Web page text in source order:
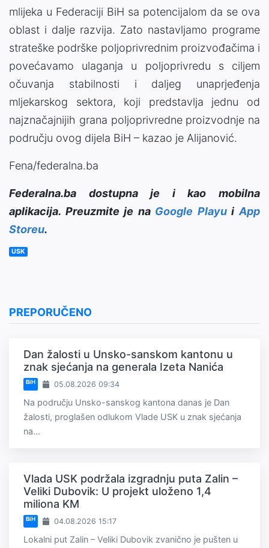
mlijeka u Federaciji BiH sa potencijalom da se ova
oblast i dalje razvija. Zato nastavljamo programe
strateške podrške poljoprivrednim proizvođačima i
povećavamo ulaganja u poljoprivredu s ciljem
očuvanja stabilnosti i daljeg unaprjeđenja
mljekarskog sektora, koji predstavlja jednu od
najznačajnijih grana poljoprivredne proizvodnje na
području ovog dijela BiH – kazao je Alijanović.
Fena/federalna.ba
Federalna.ba dostupna je i kao mobilna
aplikacija. Preuzmite je na Google PlayuiApp
Storeu.
USK
PREPORUČENO
Dan žalosti u Unsko-sanskom kantonu u
znak sjećanja na generala Izeta Nanića
BiH 05.08.2026 09:34
Na području Unsko-sanskog kantona danas je Dan
žalosti, proglašen odlukom Vlade USK u znak sjećanja
na...
Vlada USK podržala izgradnju puta Zalin –
Veliki Dubovik: U projekt uloženo 1,4
miliona KM
BiH 04.08.2026 15:17
Lokalni put Zalin – Veliki Dubovik zvanično je pušten u